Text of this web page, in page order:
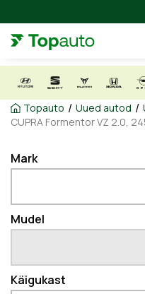
Topauto / Uued autod /
CUPRA Formentor VZ 2.0,
Mark
Mudel
Käigukast